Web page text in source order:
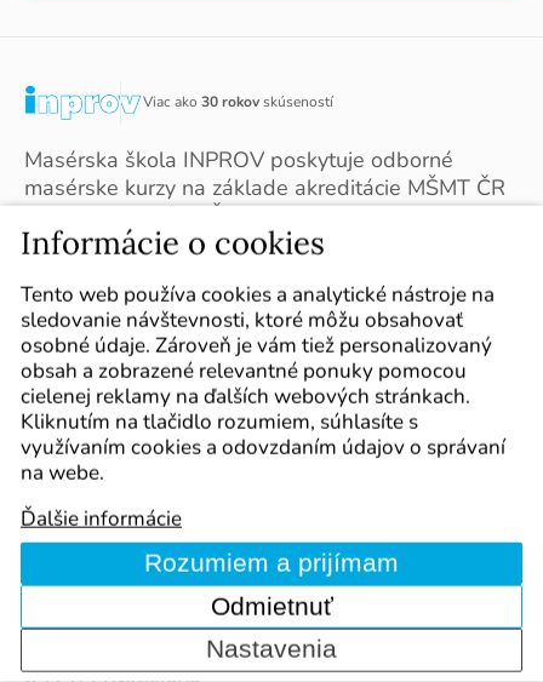
Viac ako 30 rokovskúseností
Masérska škola INPROV poskytuje odborné
masérske kurzy na základe akreditácie MŠMT ČR
už od roku 1992 v Českej republike a od roku
2018 pôsobí aj na Slovensku. Vykonávame
rôznym druhom masáží, ako sú kurzy lymfatickej
masáže, kurz bankovania, kurz reflexnej masáže a
ďalšie. Garantujeme odbornosť podloženú rokmi
výučby masérskych kurzov ako prípravu a podporu
pre budúcich masérov a masérky.
Kontakt
Prevádzka:
Informácie o cookies
Tento web používa cookies a analytické nástroje na
sledovanie návštevnosti, ktoré môžu obsahovať
osobné údaje. Zároveň je vám tiež personalizovaný
obsah a zobrazené relevantné ponuky pomocou
cielenej reklamy na ďalších webových stránkach.
Kliknutím na tlačidlo rozumiem, súhlasíte s
využívaním cookies a odovzdaním údajov o správaní
na webe.
Ďalšie informácie
Rozumiem a prijímam
Odmietnuť
Nastavenia